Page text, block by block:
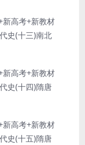
高考+新教材
史(十三)南北
高考+新教材
史(十四)隋唐
高考+新教材
史(十五)隋唐